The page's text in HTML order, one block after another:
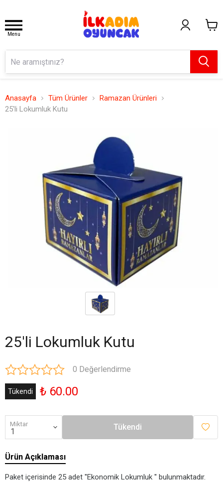
Menu
Anasayfa Tüm Ürünler
Ramazan Ürünleri
25'li Lokumluk Kutu
25'li Lokumluk Kutu
0 Değerlendirme
Tükendi ₺ 60.00
Miktar Tükendi
Ürün Açıklaması
Paket içerisinde 25 adet ''Ekonomik Lokumluk '' bulunmaktadır.